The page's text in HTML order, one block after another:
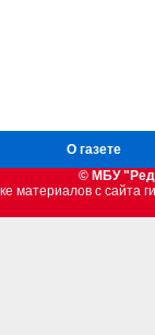
О газете
© МБУ
материалов c сайта